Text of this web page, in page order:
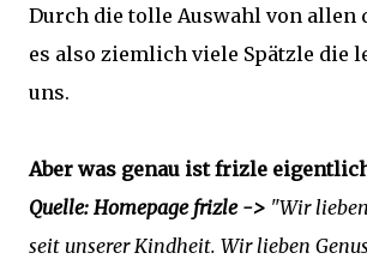
Durch die tolle Auswahl von allen
es also ziemlich viele Spätzle die
uns.
Aber was genau ist frizle
Quelle: Homepage frizle -> "Wir
seit unserer Kindheit. Wir lieben